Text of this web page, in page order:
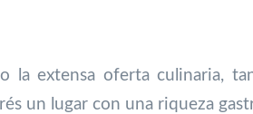
extensa oferta culinaria,
un lugar con una riqueza